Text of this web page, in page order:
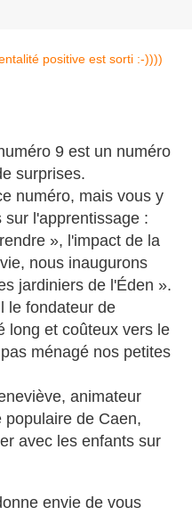
9 est un numéro
surprises.
numéro, mais vous y
l'apprentissage :
», l'impact de la
nous inaugurons
jardiniers de l'Éden ».
le fondateur de
long et coûteux vers le
ménagé nos petites
animateur
de Caen,
avec les enfants sur
envie de vous